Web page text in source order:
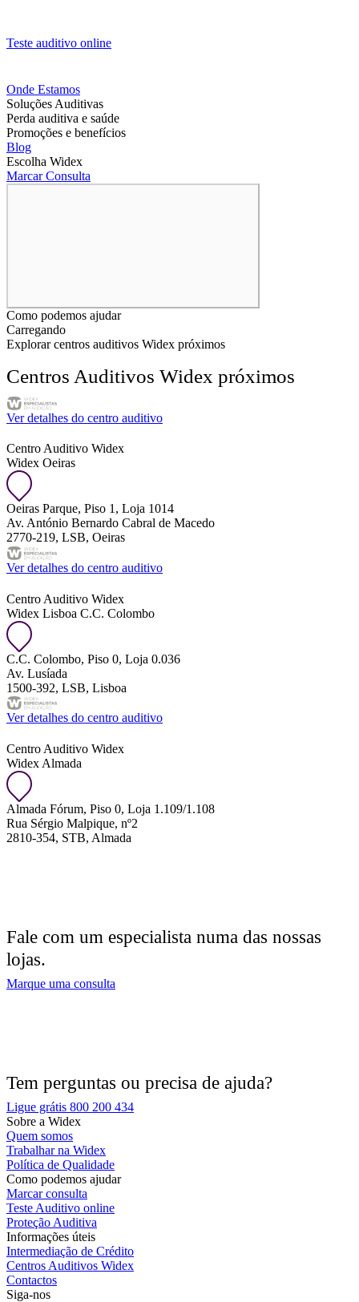
Teste auditivo online
Onde Estamos
Soluções Auditivas
Perda auditiva e saúde
Promoções e benefícios
Blog
Escolha Widex
Marcar Consulta
Como podemos ajudar
Carregando
Explorar centros auditivos Widex próximos
Centros Auditivos Widex próximos
Ver detalhes do centro auditivo
Centro Auditivo Widex
Widex Oeiras
Oeiras Parque, Piso 1, Loja 1014
Av. António Bernardo Cabral de Macedo
2770-219, LSB, Oeiras
Ver detalhes do centro auditivo
Centro Auditivo Widex
Widex Lisboa C.C. Colombo
C.C. Colombo, Piso 0, Loja 0.036
Av. Lusíada
1500-392, LSB, Lisboa
Ver detalhes do centro auditivo
Centro Auditivo Widex
Widex Almada
Almada Fórum, Piso 0, Loja 1.109/1.108
Rua Sérgio Malpique, nº2
2810-354, STB, Almada
Fale com um especialista numa das nossas
lojas.
Marque uma consulta
Tem perguntas ou precisa de ajuda?
Ligue grátis 800 200 434
Sobre a Widex
Quem somos
Trabalhar na Widex
Política de Qualidade
Como podemos ajudar
Marcar consulta
Teste Auditivo online
Proteção Auditiva
Informações úteis
Intermediação de Crédito
Centros Auditivos Widex
Contactos
Siga-nos